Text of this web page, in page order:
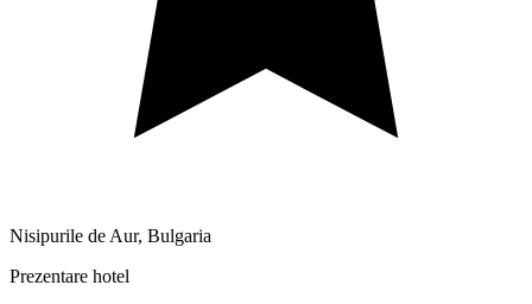
Nisipurile de Aur, Bulgaria
Prezentare hotel